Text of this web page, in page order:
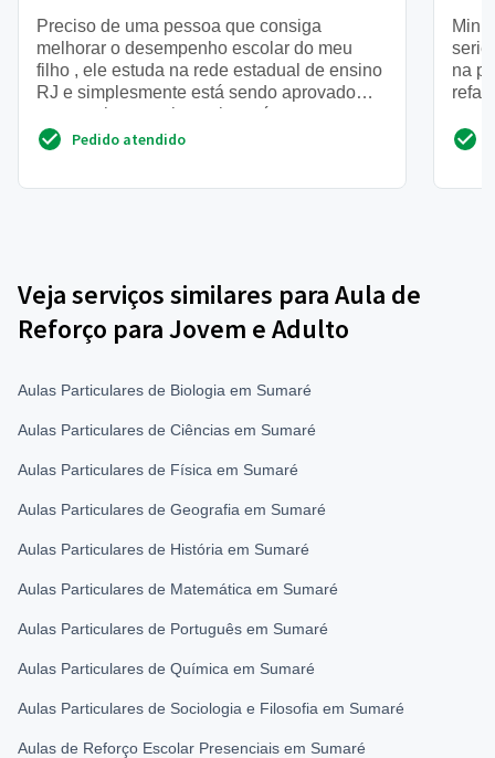
Preciso de uma pessoa que consiga
melhorar o desempenho escolar do meu
filho , ele estuda na rede estadual de ensino
RJ e simplesmente está sendo aprovado
sem nenhum ensino , ele está cur...
Pedido atendido
na
Veja serviços similares para Aula de
Reforço para Jovem e Adulto
Aulas Particulares de Biologia em Sumaré
Aulas Particulares de Ciências em Sumaré
Aulas Particulares de Física em Sumaré
Aulas Particulares de Geografia em Sumaré
Aulas Particulares de História em Sumaré
Aulas Particulares de Matemática em Sumaré
Aulas Particulares de Português em Sumaré
Aulas Particulares de Química em Sumaré
Aulas Particulares de Sociologia e Filosofia em Sumaré
Aulas de Reforço Escolar Presenciais em Sumaré